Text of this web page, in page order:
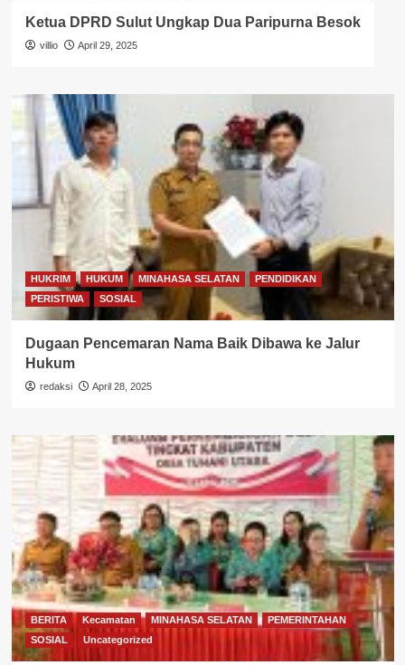
Ketua DPRD Sulut Ungkap Dua Paripurna Besok
villio April 29, 2025
HUKRIM HUKUM MINAHASA SELATAN
PENDIDIKAN
PERISTIWA
SOSIAL
Dugaan Pencemaran Nama Baik Dibawa ke Jalur
Hukum
redaksi April 28, 2025
BERITA Kecamatan MINAHASA SELATAN
PEMERINTAHAN
SOSIAL
Uncategorized